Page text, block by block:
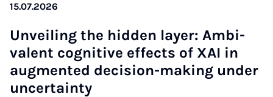
15.07.2026
Un­veil­ing the hid­den lay­er: Am­bi­
val­ent cog­nit­ive ef­fects of XAI in
aug­men­ted de­cision-mak­ing un­der
un­cer­tainty